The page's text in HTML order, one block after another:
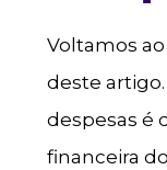
Voltamos
deste
despesas é
financeira